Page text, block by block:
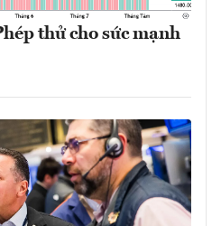
thử cho sức mạnh